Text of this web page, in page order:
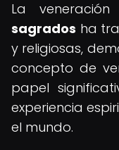
La
sagrados ha
y religiosas,
concepto de
papel
experiencia
el mundo.